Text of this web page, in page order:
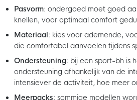
Pasvorm: ondergoed moet goed
knellen, voor optimaal comfort
Materiaal: kies voor ademende,
die comfortabel aanvoelen tijdens
Ondersteuning: bij een sport-bh is
ondersteuning afhankelijk van de
intensiever de activiteit, hoe meer
Meerpacks: sommige modellen